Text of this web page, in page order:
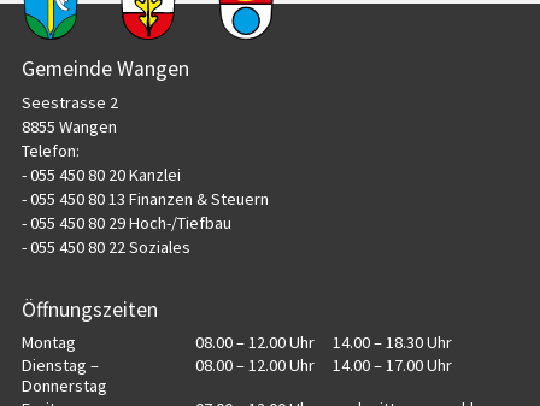
Footer
Gemeinde Wangen
Seestrasse 2
8855 Wangen
Telefon:
- 055 450 80 20 Kanzlei
- 055 450 80 13 Finanzen & Steuern
- 055 450 80 29 Hoch-/Tiefbau
- 055 450 80 22 Soziales
Öffnungszeiten
Wochentag Öffnungszeiten Vormittag Öffnungszeiten Nachmittag
Montag 08.00 – 12.00 Uhr
14.00 – 18.30 Uhr
Dienstag –
Donnerstag
08.00 – 12.00 Uhr
14.00 – 17.00 Uhr